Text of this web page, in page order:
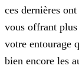
ces dernières
vous offrant
votre entourage
bien encore les